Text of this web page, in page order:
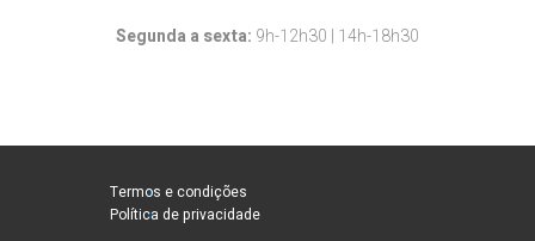
Segunda a sexta: 9h-12h30 | 14h-18h30
Termos e condições
Política de privacidade